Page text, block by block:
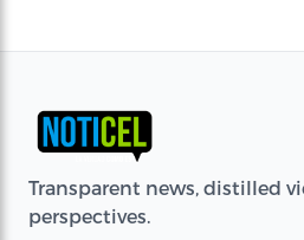
Transparent news, distilled
perspectives.